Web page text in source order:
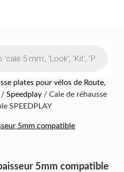
plates pour vélos de Route,
/Speedplay / Cale de réhausse
SPEEDPLAY
5mm compatible